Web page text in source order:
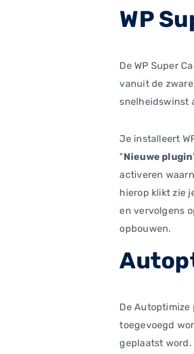
WP
De WP Super
vanuit de
snelheidswinst
Je installeert
"Nieuwe plugin
activeren
hierop klikt zie
en vervolgens
opbouwen.
De
toegevoegd
geplaatst